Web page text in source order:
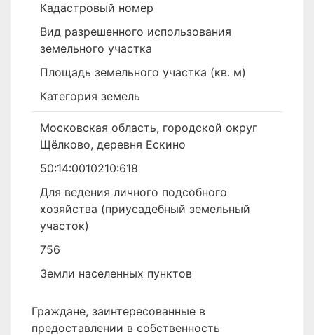
Кадастровый номер
Вид разрешенного использования
земельного участка
Площадь земельного участка (кв. м)
Категория земель
Московская область, городской округ
Щёлково, деревня Ескино
50:14:0010210:618
Для ведения личного подсобного
хозяйства (приусадебный земельный
участок)
756
Земли населенных пунктов
Граждане, заинтересованные в
предоставлении в собственность